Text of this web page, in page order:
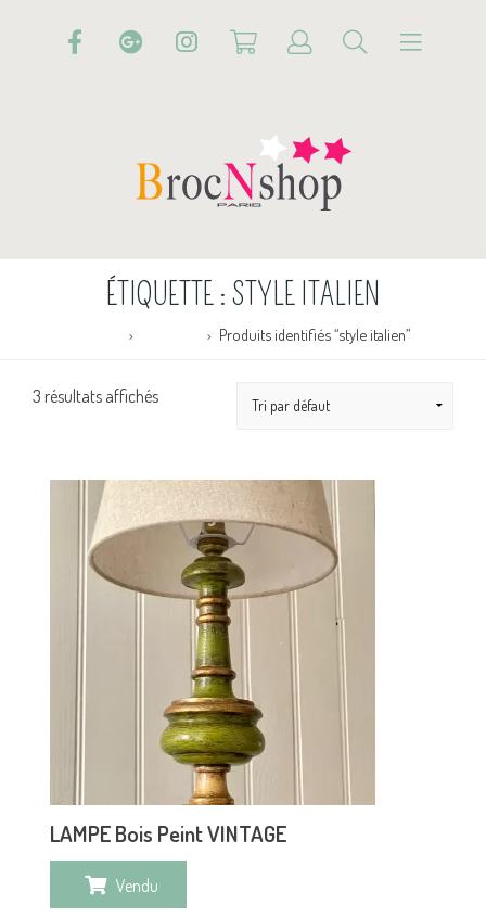
ÉTIQUETTE : STYLE ITALIEN
Produits identifiés “style italien”
3 résultats affichés
LAMPE Bois Peint VINTAGE
Vendu